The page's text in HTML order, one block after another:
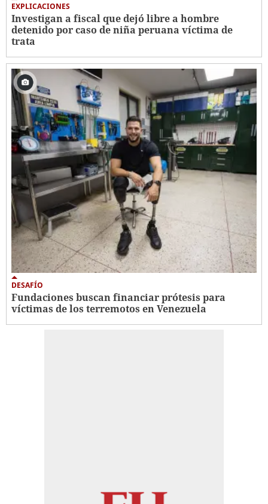
EXPLICACIONES
Investigan a fiscal que dejó libre a hombre
detenido por caso de niña peruana víctima de
trata
DESAFÍO
Fundaciones buscan financiar prótesis para
víctimas de los terremotos en Venezuela